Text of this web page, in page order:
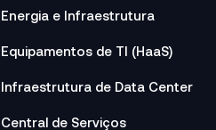
Energia e Infraestrutura
Equipamentos de TI (HaaS)
Infraestrutura de Data Center
Central de Serviços